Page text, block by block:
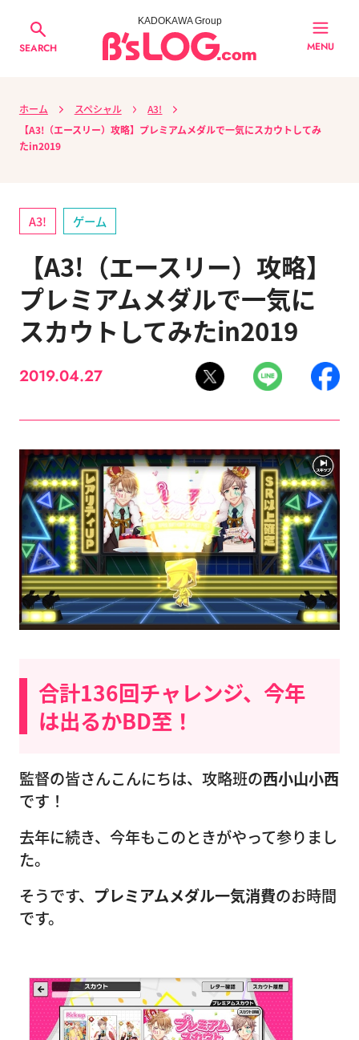
SEARCH
KADOKAWA Group
MENU
ホーム スペシャル
A3!
【A3!（エースリー）攻略】プレミアムメダルで一気にスカウトしてみ
たin2019
A3! ゲーム
【A3!（エースリー）攻略】
プレミアムメダルで一気に
スカウトしてみたin2019
2019.04.27
合計136回チャレンジ、今年
は出るかBD至！
監督の皆さんこんにちは、攻略班の西小山小西
です！
去年に続き、今年もこのときがやって参りまし
た。
そうです、 プレミアムメダル一気消費のお時間
です。